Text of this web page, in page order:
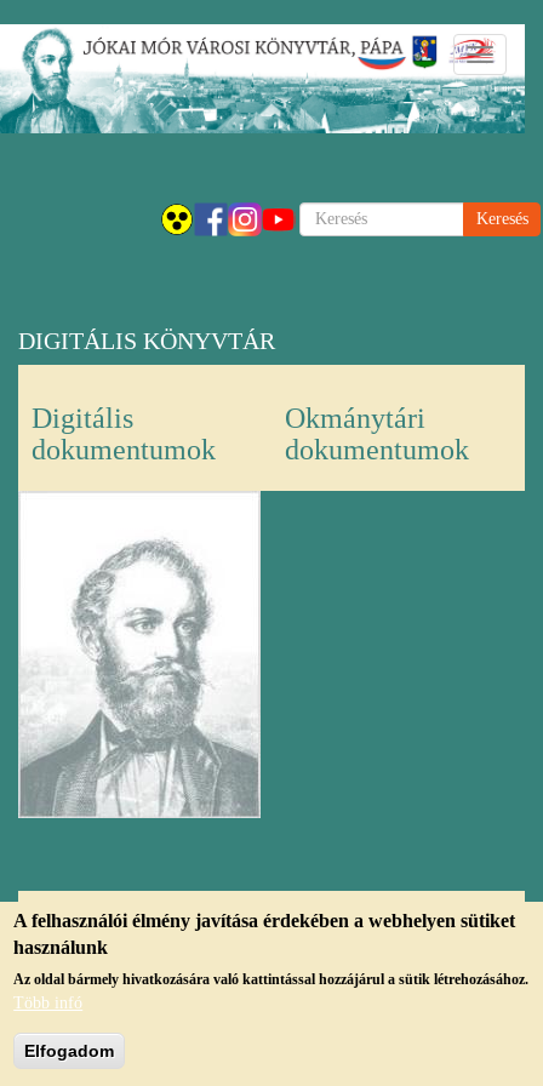
Ugrás
tartalomra
Keresés
DIGITÁLIS KÖNYVTÁR
Digitális
dokumentumok
Okmánytári
dokumentumok
© Copyright, 2019, jmvk.papa.hu
A felhasználói élmény javítása érdekében a webhelyen sütiket
használunk
Az oldal bármely hivatkozására való kattintással hozzájárul a sütik létrehozásához.
Több infó
Elfogadom